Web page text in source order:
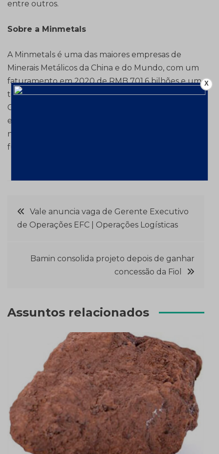
entre outros.
Sobre a Minmetals
A Minmetals é uma das maiores empresas de
Minerais Metálicos da China e do Mundo, com um
faturamento em 2020 de RMB 701,6 bilhões e um
total asset de quase RMB 1trilhão. Foi listada na
Global Fortune 500 como sendo a 92th maior
empresa do mundo. Possui 8 subsidiárias listadas
na Bolsa de Hong Kong e mais de 240 mil
funcionários.
Navegação
Post
Vale anuncia vaga de Gerente Executivo
de Operações EFC | Operações Logísticas
Bamin consolida projeto depois de ganhar
concessão da Fiol
Assuntos relacionados
X